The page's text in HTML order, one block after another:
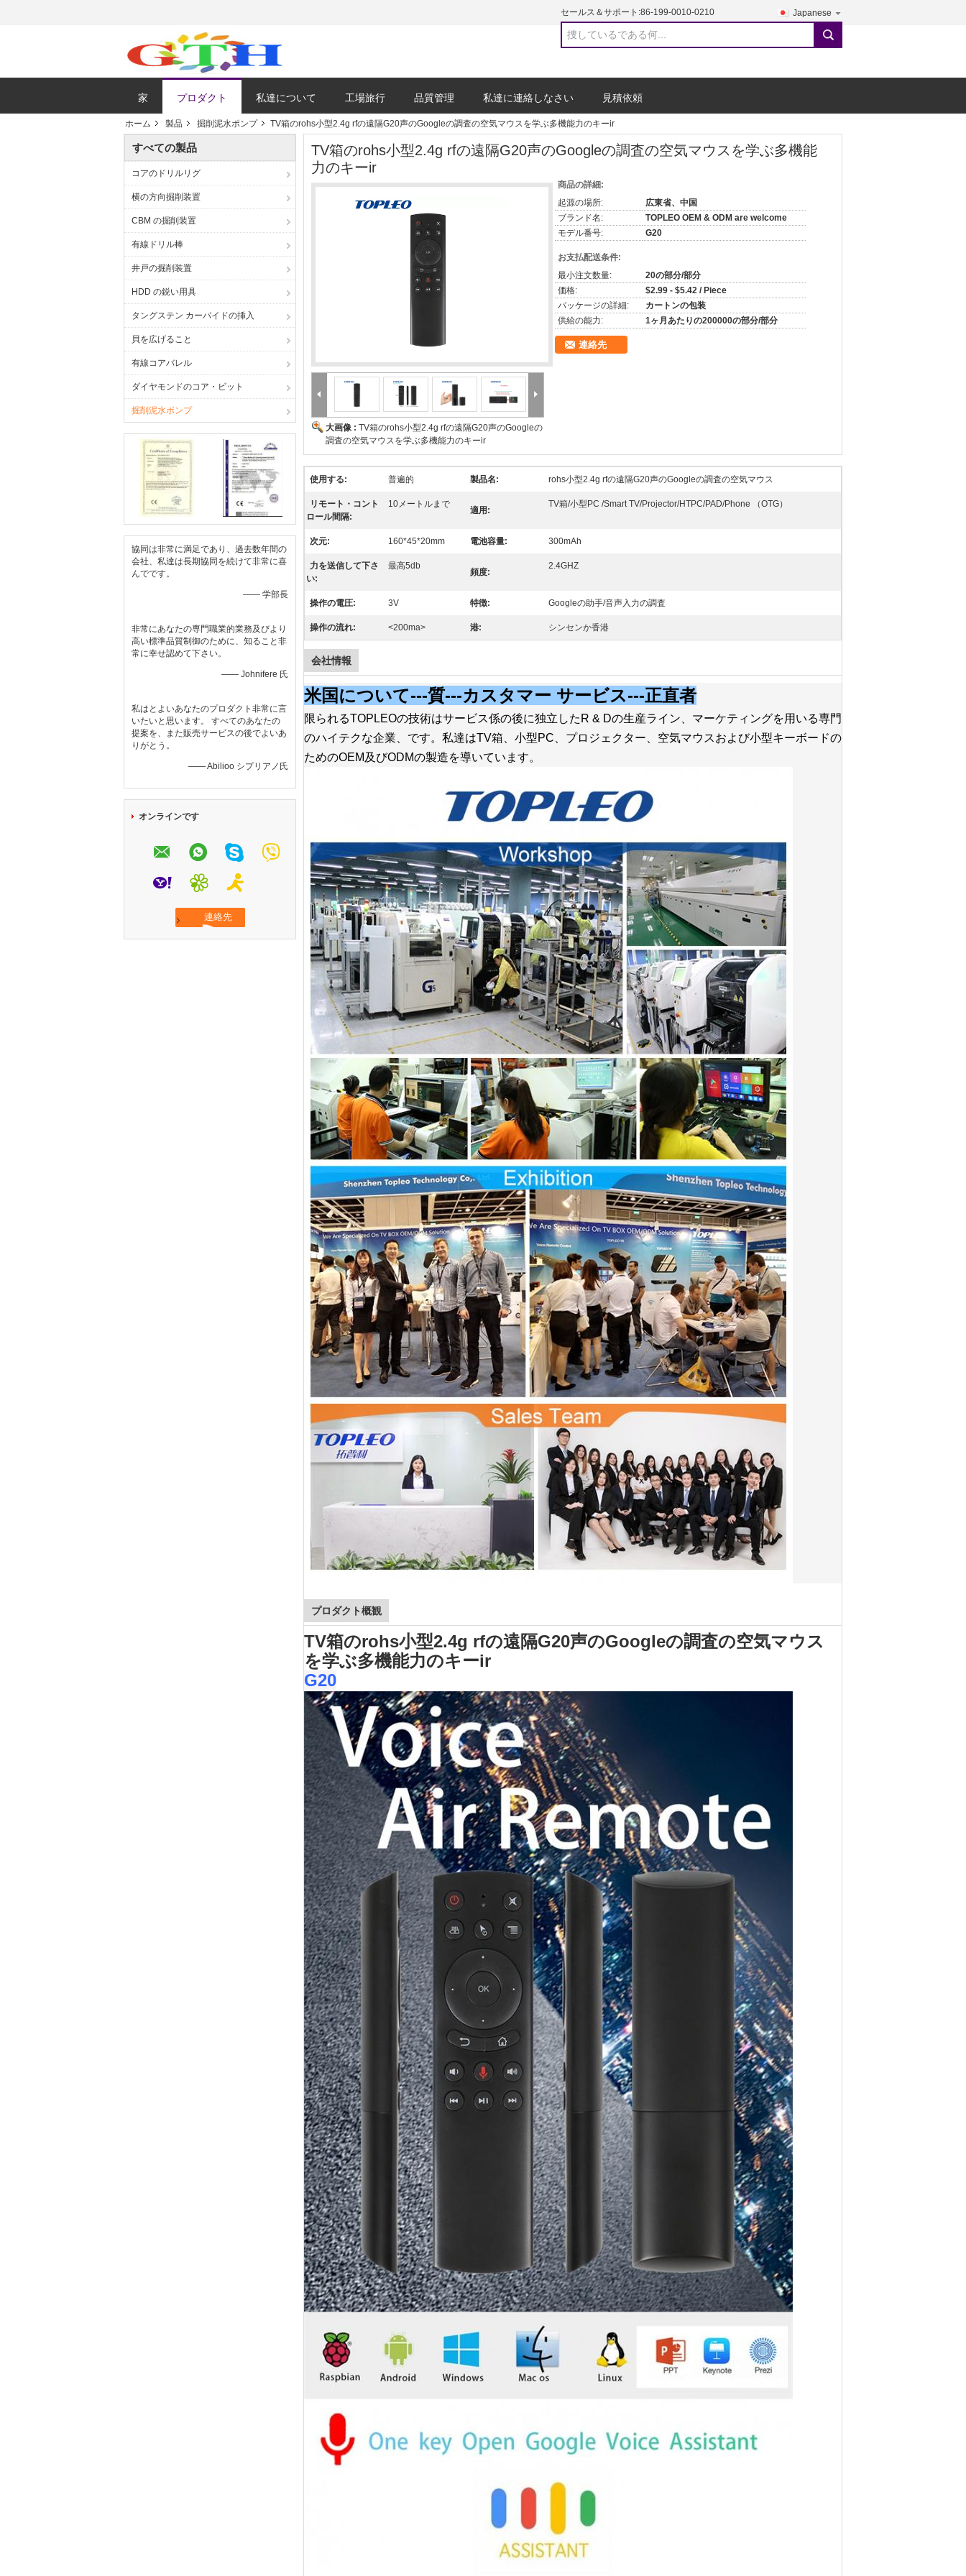
セールス＆サポート:86-199-0010-0210 Japanese
search
家 プロダクト 私達について 工場旅行 品質管理 私達に連絡しなさい 見積依頼
ホーム 製品 掘削泥水ポンプ TV箱のrohs小型2.4g rfの遠隔G20声のGoogleの調査の空気マウスを学ぶ多機能力のキーir
すべての製品
コアのドリルリグ
横の方向掘削装置
CBM の掘削装置
有線ドリル棒
井戸の掘削装置
HDD の鋭い用具
タングステン カーバイドの挿入
貝を広げること
有線コアバレル
ダイヤモンドのコア・ビット
掘削泥水ポンプ
協同は非常に満足であり、過去数年間の
会社、私達は長期協同を続けて非常に喜
んでです。
—— 学部長
非常にあなたの専門職業的業務及びより
高い標準品質制御のために、知ること非
常に幸せ認めて下さい。
—— Johnifere 氏
私はとよいあなたのプロダクト非常に言
いたいと思います。 すべてのあなたの
提案を、また販売サービスの後でよいあ
りがとう。
—— Abilioo シプリアノ氏
オンラインです
TV箱のrohs小型2.4g rfの遠隔G20声のGoogleの調査の空気マウスを学ぶ多機能
力のキーir
大画像 : TV箱のrohs小型2.4g rfの遠隔G20声のGoogleの
調査の空気マウスを学ぶ多機能力のキーir
商品の詳細:
起源の場所:
広東省、中国
ブランド名:
TOPLEO OEM & ODM are welcome
モデル番号:
G20
お支払配送条件:
最小注文数量:
20の部分/部分
価格:
$2.99 - $5.42 / Piece
パッケージの詳細:
カートンの包装
供給の能力:
1ヶ月あたりの200000の部分/部分
連絡先
使用する: 普遍的 製品名: rohs小型2.4g rfの遠隔G20声のGoogleの調査の空気マウス
リモート・コント
ロール間隔:
10メートルまで
適用:
TV箱/小型PC /Smart TV/Projector/HTPC/PAD/Phone （OTG）
次元: 160*45*20mm 電池容量: 300mAh
力を送信して下さ
い:
最高5db
頻度:
2.4GHZ
操作の電圧: 3V 特徴: Googleの助手/音声入力の調査
操作の流れ: <200ma> 港: シンセンか香港
会社情報
米国について---質---カスタマー サービス---正直者
限られるTOPLEOの技術はサービス係の後に独立したR & Dの生産ライン、マーケティングを用いる専門
のハイテクな企業、です。私達はTV箱、小型PC、プロジェクター、空気マウスおよび小型キーボードの
ためのOEM及びODMの製造を導いています。
プロダクト概観
TV箱のrohs小型2.4g rfの遠隔G20声のGoogleの調査の空気マウス
を学ぶ多機能力のキーir
G20